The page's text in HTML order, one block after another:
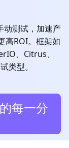
动测试，加速产
高ROI。框架如
、Citrus、
类型。
每一分